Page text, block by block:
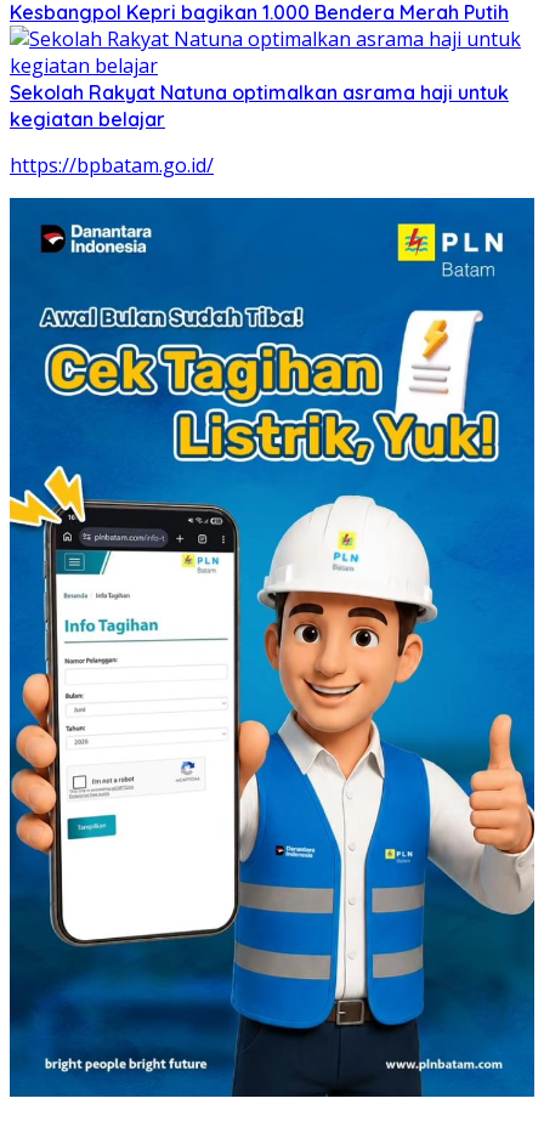
Kesbangpol Kepri bagikan 1.000 Bendera Merah Putih
Sekolah Rakyat Natuna optimalkan asrama haji untuk
kegiatan belajar
https://bpbatam.go.id/